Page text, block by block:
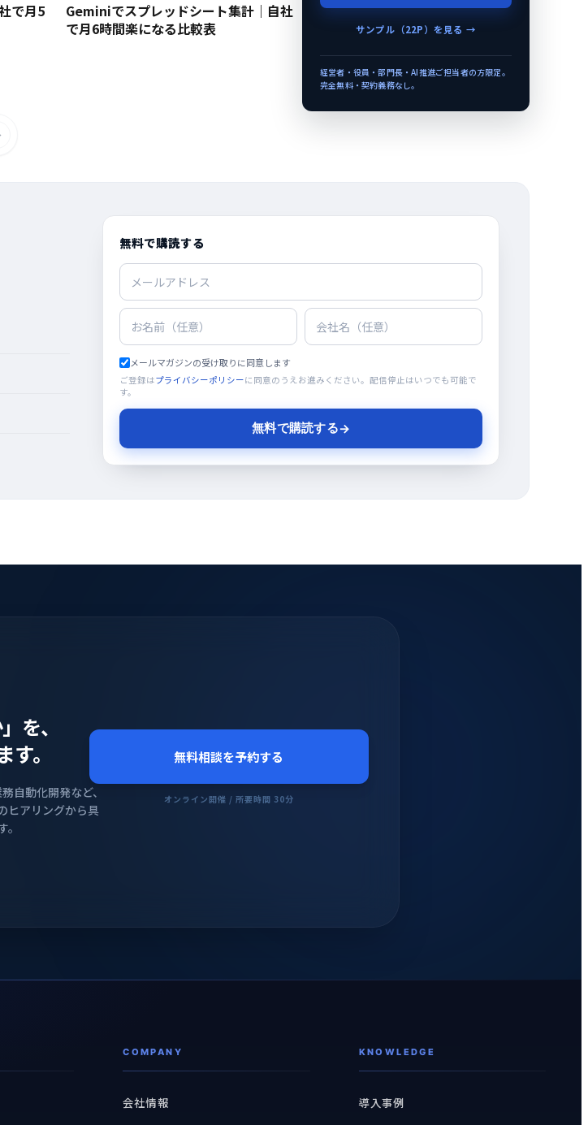
で月5
Geminiでスプレッドシート集計｜自社
で月6時間楽になる比較表
サンプル（22P）を見る →
経営者・役員・部門長・AI推進ご担当者の方限定。
完全無料・契約義務なし。
無料で購読する
メールマガジンの受け取りに同意します
ご登録はプライバシーポリシーに同意のうえお進みください。配信停止はいつでも可能で
す。
無料で購読する→
を、
す。
自動化開発など、
ヒアリングから具
無料相談を予約する
オンライン開催 / 所要時間 30分
COMPANY
会社情報
KNOWLEDGE
導入事例